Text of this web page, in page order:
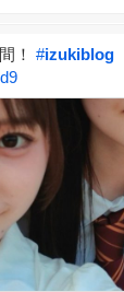
！ #izukiblog